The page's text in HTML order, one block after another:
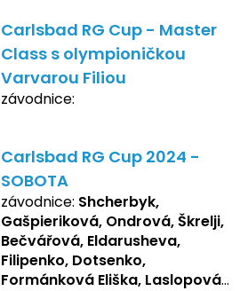
Carlsbad RG Cup - Master
Class s olympioničkou
Varvarou Filiou
závodnice:
Carlsbad RG Cup 2024 -
SOBOTA
závodnice: Shcherbyk,
Gašpieriková, Ondrová, Škrelji,
Bečvářová, Eldarusheva,
Filipenko, Dotsenko,
Formánková Eliška, Laslopová